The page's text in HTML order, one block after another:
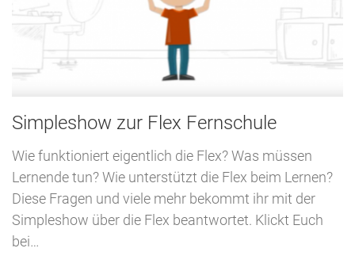
Simpleshow zur Flex Fernschule
Wie funktioniert eigentlich die Flex? Was müssen
Lernende tun? Wie unterstützt die Flex beim Lernen?
Diese Fragen und viele mehr bekommt ihr mit der
Simpleshow über die Flex beantwortet. Klickt Euch
bei…